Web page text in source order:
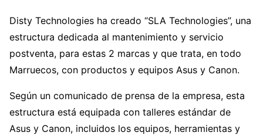
Disty Technologies ha creado “SLA Technologies”, una
estructura dedicada al mantenimiento y servicio
postventa, para estas 2 marcas y que trata, en todo
Marruecos, con productos y equipos Asus y Canon.
Según un comunicado de prensa de la empresa, esta
estructura está equipada con talleres estándar de
Asus y Canon, incluidos los equipos, herramientas y